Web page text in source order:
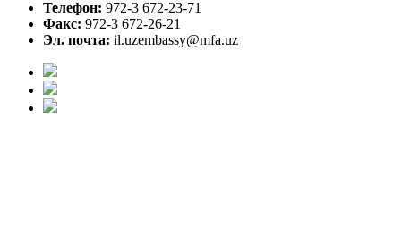
Телефон: 972-3 672-23-71
Факс: 972-3 672-26-21
Эл. почта: il.uzembassy@mfa.uz